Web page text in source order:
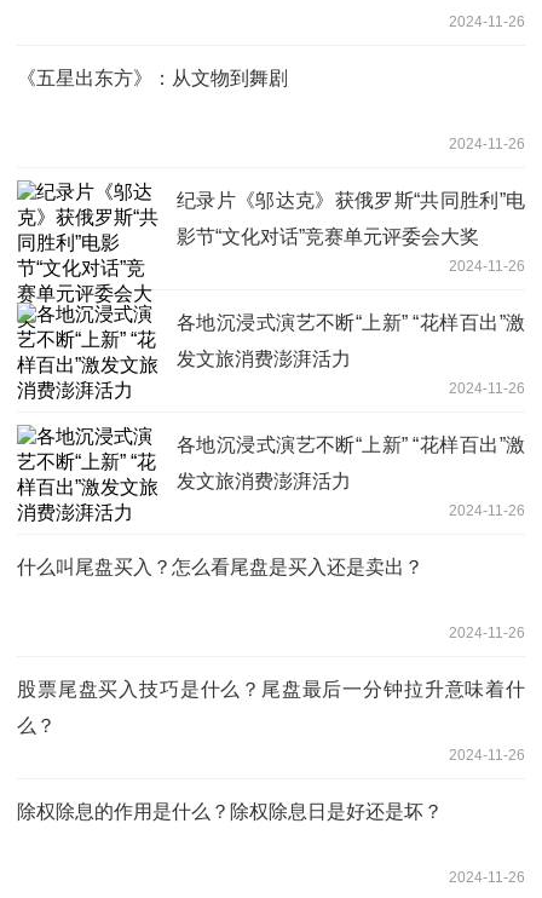
2024-11-26
《五星出东方》：从文物到舞剧
2024-11-26
纪录片《邬达克》获俄罗斯“共同胜利”电
影节“文化对话”竞赛单元评委会大奖
2024-11-26
各地沉浸式演艺不断“上新” “花样百出”激
发文旅消费澎湃活力
2024-11-26
各地沉浸式演艺不断“上新” “花样百出”激
发文旅消费澎湃活力
2024-11-26
什么叫尾盘买入？怎么看尾盘是买入还是卖出？
2024-11-26
股票尾盘买入技巧是什么？尾盘最后一分钟拉升意味着什
么？
2024-11-26
除权除息的作用是什么？除权除息日是好还是坏？
2024-11-26